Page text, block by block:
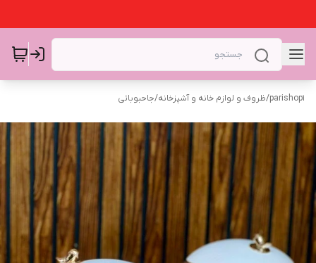
parishop1
/ظروف و لوازم خانه و آشپزخانه/جاحبوباتی